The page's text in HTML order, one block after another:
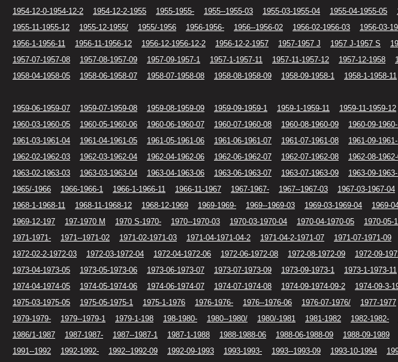
1954-12-0-1954-12-2
1954-12-2-1955 1955-1955- 1955--1955-03 1955-03-1955-04 1955-04-1955-05
1955-11-1955-12
1955-12-1955/ 1955/-1956 1956-1956- 1956--1956-02 1956-02-1956-03 1956-03-
1956-1-1956-11
1956-11-1956-12 1956-12-1956-12-2 1956-12-2-1957 1957-1957 J 1957 J-1957 S
1957-07-1957-08
1957-08-1957-09 1957-09-1957-1 1957-1-1957-11 1957-11-1957-12 1957-12-1958
1958-04-1958-05
1958-06-1958-07 1958-07-1958-08 1958-08-1958-09 1958-09-1958-1 1958-1-1958-11
1959-06-1959-07
1959-07-1959-08 1959-08-1959-09 1959-09-1959-1 1959-1-1959-11 1959-11-1959-12
1960-03-1960-05
1960-05-1960-06 1960-06-1960-07 1960-07-1960-08 1960-08-1960-09 1960-09-
1961-03-1961-04
1961-04-1961-05 1961-05-1961-06 1961-06-1961-07 1961-07-1961-08 1961-09-
1962-02-1962-03
1962-03-1962-04 1962-04-1962-06 1962-06-1962-07 1962-07-1962-08 1962-08-
1963-02-1963-03
1963-03-1963-04 1963-04-1963-06 1963-06-1963-07 1963-07-1963-09 1963-09-
1965/-1966
1966-1966-1 1966-1-1966-11 1966-11-1967 1967-1967- 1967--1967-03 1967-03-1967-04
1968-1-1968-11
1968-11-1968-12 1968-12-1969 1969-1969- 1969--1969-03 1969-03-1969-04 1969-
1969-12-197
197-1970 M 1970 S-1970- 1970--1970-03 1970-03-1970-04 1970-04-1970-05 1970-05-
1971-1971-
1971--1971-02 1971-02-1971-03 1971-04-1971-04-2 1971-04-2-1971-07 1971-07-1971-09
1972-02-2-1972-03
1972-03-1972-04 1972-04-1972-06 1972-06-1972-08 1972-08-1972-09 1972-09-
1973-04-1973-05
1973-05-1973-06 1973-06-1973-07 1973-07-1973-09 1973-09-1973-1 1973-1-1973-11
1974-04-1974-05
1974-05-1974-06 1974-06-1974-07 1974-07-1974-08 1974-09-1974-09-2 1974-09-3-
1975-03-1975-05
1975-05-1975-1 1975-1-1976 1976-1976- 1976--1976-06 1976-07-1976/ 1977-1977
1979-1979-
1979--1979-1 1979-1-198 198-1980- 1980--1980/ 1980/-1981 1981-1982 1982-1982-
1986/1-1987
1987-1987- 1987--1987-1 1987-1-1988 1988-1988-06 1988-06-1988-09 1988-09-1989
1991--1992
1992-1992- 1992--1992-09 1992-09-1993 1993-1993- 1993--1993-09 1993-10-1994